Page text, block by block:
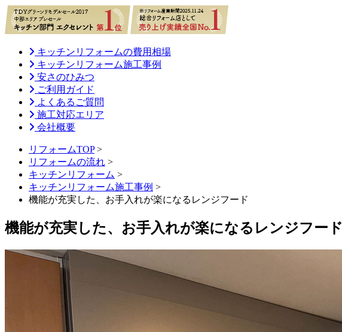
キッチンリフォームの費用相場
キッチンリフォーム施工事例
安さのひみつ
ご利用ガイド
よくあるご質問
施工対応エリア
会社概要
リフォームTOP>
リフォームの流れ >
キッチンリフォーム >
キッチンリフォーム施工事例 >
機能が充実した、お手入れが楽になるレンジフード
機能が充実した、お手入れが楽になるレンジフード